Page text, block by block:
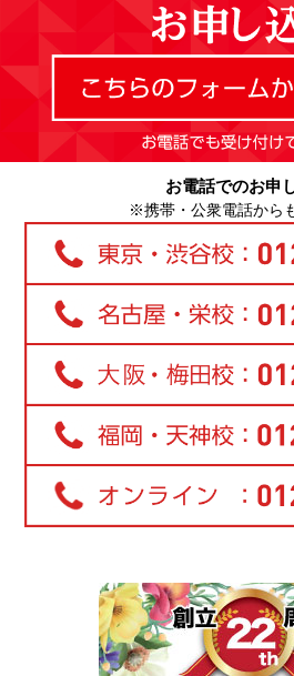
お電話でのお申
※携帯・公衆電話から